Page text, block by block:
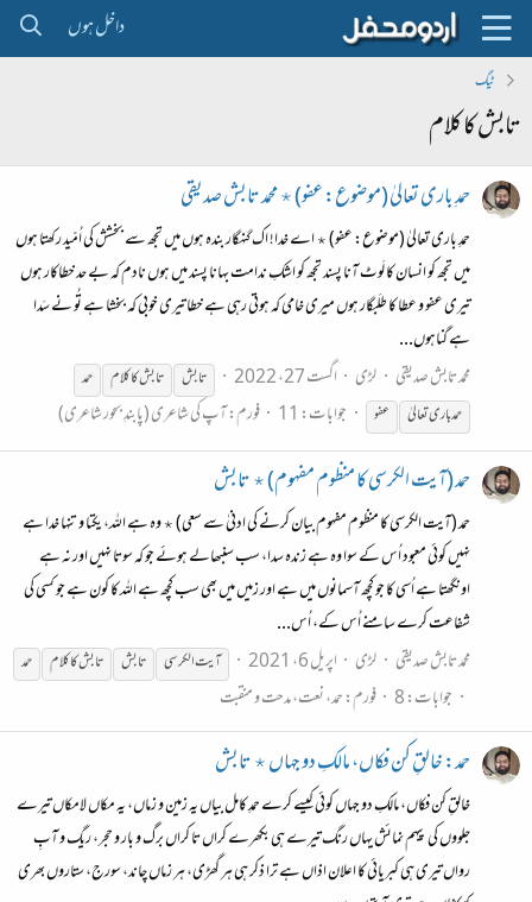
داخل ہوں
ٹیگ
تابش کا کلام
حمدِ باری تعالیٰ (موضوع: عفو) ٭ محمد تابش صدیقی
حمدِ باری تعالیٰ (موضوع: عفو) ٭ اے خدا! اک گنہگار بندہ ہوں میں تجھ سے بخشش کی اُمّید رکھتا ہوں
میں تجھ کو انسان کا لَوٹ آنا پسند تجھ کو اشکِ ندامت بہانا پسند میں ہوں نادم کہ بے حد خطاکار ہوں
تیری عفو و عطا کا طلَبگار ہوں میری خامی کہ ہوتی رہی ہے خطا تیری خوبی کہ بخشا ہے تُو نے سَدا
ہے گناہوں...
محمد تابش صدیقی
لڑی اگست 27، 2022 تابش تابشکاکلام
حمد
حمد باری تعالیٰ
عفو جوابات: 11 فورم:آپ کی شاعری (پابندِ بحور شاعری)
حمد (آیت الکرسی کا منظوم مفہوم) ٭ تابش
حمد (آیت الکرسی کا منظوم مفہوم بیان کرنے کی ادنیٰ سے سعی) ٭ وہ ہے اللہ، یکتا و تنہا خدا ہے
نہیں کوئی معبود اُس کے سوا وہ ہے زندہ سدا، سب سنبھالے ہوئے جو کہ سوتا نہیں اور نہ ہے
اونگھتا ہے اُسی کا جو کچھ آسمانوں میں ہے اور زمیں میں بھی سب کچھ ہے اللہ کا کون ہے جو کسی کی
شفاعت کرے سامنے اُس کے، اُس...
محمد تابش صدیقی
لڑی اپریل 6، 2021 آیت الکرسی تابش تابشکاکلام حمد
جوابات: 8 فورم:حمد، نعت، مدحت و منقبت
حمد: خالقِ کن فکاں، مالکِ دو جہاں ٭ تابش
خالقِ کن فکاں، مالکِ دو جہاں کوئی کیسے کرے حمدِ کامل بیاں یہ زمین و زماں، یہ مکاں لامکاں تیرے
جلووں کی پیہم نمائش یہاں رنگ تیرے ہی بکھرے کراں تا کراں برگ و بار و حجر، ریگ و آبِ
رواں تیری ہی کبریائی کا اعلان اذاں ہے ترا ذکر ہی ہر گھڑی، ہر زماں چاند، سورج، ستاروں بھری